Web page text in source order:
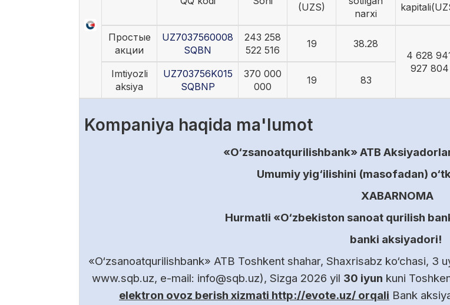
(UZS)
narxi
Простые
акции
UZ7037560008
SQBN
243 258
522 516
19
38.28
4 628
927 804
Imtiyozli
aksiya
UZ703756K015
SQBNP
370 000
000
19 83
Kompaniya haqida ma'lumot
«O‘zsanoatqurilishbank» ATB
Umumiy yig‘ilishini (masofadan)
XABARNOMA
Hurmatli «O‘zbekiston sanoat qurilish
banki aksiyadori!
«O‘zsanoatqurilishbank» ATB Toshkent shahar, Shaxrisabz ko‘chasi,
www.sqb.uz, e-mail: info@sqb.uz), Sizga 2026 yil 30 iyun kuni
elektron ovoz berish xizmati http://evote.uz/ orqali Bank